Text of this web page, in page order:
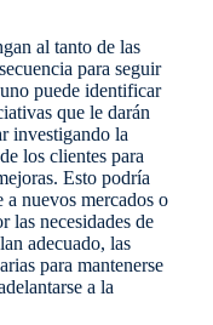
al tanto de las
para seguir
puede identificar
que le darán
investigando la
los clientes para
Esto podría
nuevos mercados o
las necesidades de
adecuado, las
para mantenerse
a la